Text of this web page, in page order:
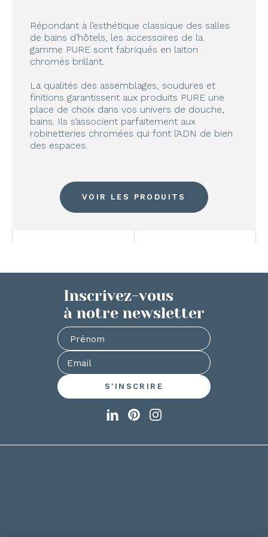
Répondant à l’esthétique classique des salles
de bains d’hôtels, les accessoires de la
gamme PURE sont fabriqués en laiton
chromés brillant.
La qualités des assemblages, soudures et
finitions garantissent aux produits PURE une
place de choix dans vos univers de douche,
bains. Ils s’associent parfaitement aux
robinetteries chromées qui font l’ADN de bien
des espaces.
VOIR LES PRODUITS
Inscrivez-vous
à notre newsletter